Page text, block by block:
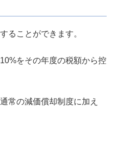
ることができます。
をその年度の税額から控
常の減価償却制度に加え